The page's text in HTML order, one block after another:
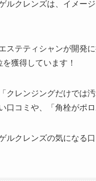
ルクレンズは、イメー
ステティシャンが開発
獲得しています！
クレンジングだけでは
口コミや、「角栓がポ
ルクレンズの気になる